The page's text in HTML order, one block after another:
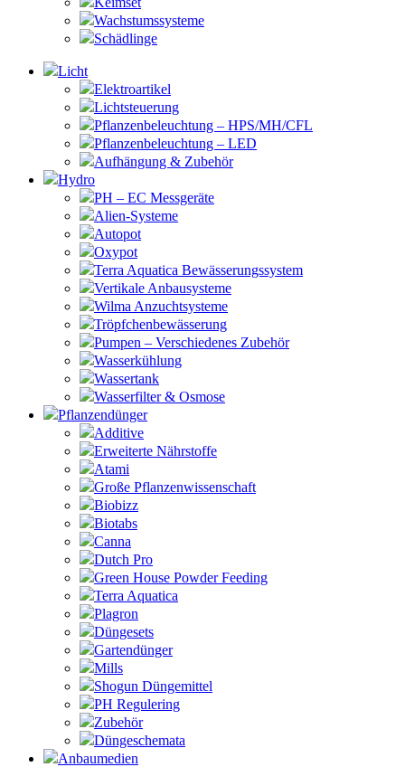
Wachstumssysteme
Schädlinge
Licht
Elektroartikel
Lichtsteuerung
Pflanzenbeleuchtung – HPS/MH/CFL
Pflanzenbeleuchtung – LED
Aufhängung & Zubehör
Hydro
PH – EC Messgeräte
Alien-Systeme
Autopot
Oxypot
Terra Aquatica Bewässerungssystem
Vertikale Anbausysteme
Wilma Anzuchtsysteme
Tröpfchenbewässerung
Pumpen – Verschiedenes Zubehör
Wasserkühlung
Wassertank
Wasserfilter & Osmose
Pflanzendünger
Additive
Erweiterte Nährstoffe
Atami
Große Pflanzenwissenschaft
Biobizz
Biotabs
Canna
Dutch Pro
Green House Powder Feeding
Terra Aquatica
Plagron
Düngesets
Gartendünger
Mills
Shogun Düngemittel
PH Regulering
Zubehör
Düngeschemata
Anbaumedien